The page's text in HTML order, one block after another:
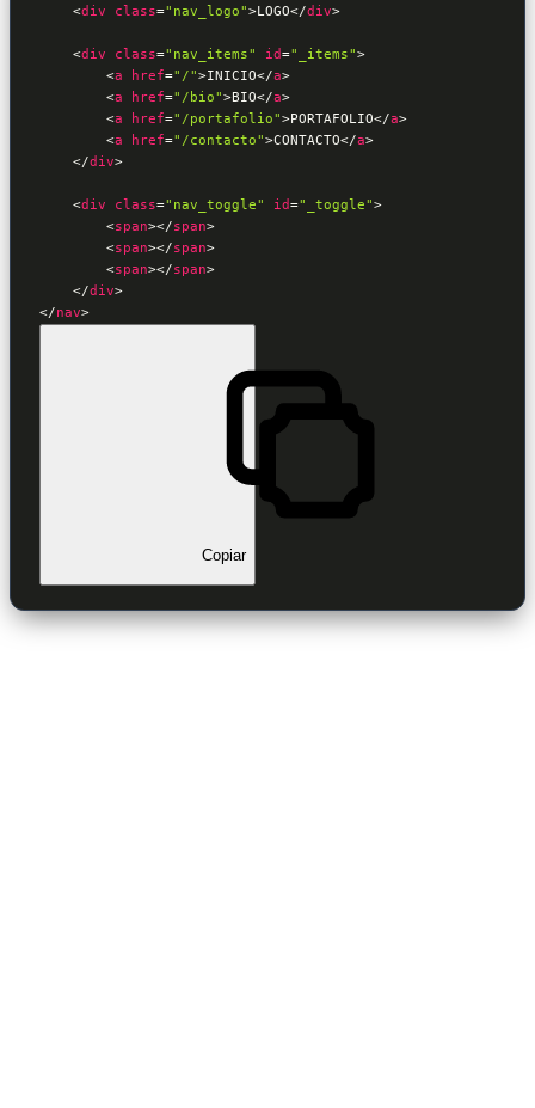
<div class="nav_logo">LOGO</div>
<div class="nav_items" id="_items">
<a href="/">INICIO</a>
<a href="/bio">BIO</a>
<a href="/portafolio">PORTAFOLIO</a>
<a href="/contacto">CONTACTO</a>
</div>
<div class="nav_toggle" id="_toggle">
<span></span>
<span></span>
<span></span>
</div>
</nav>
Copiar